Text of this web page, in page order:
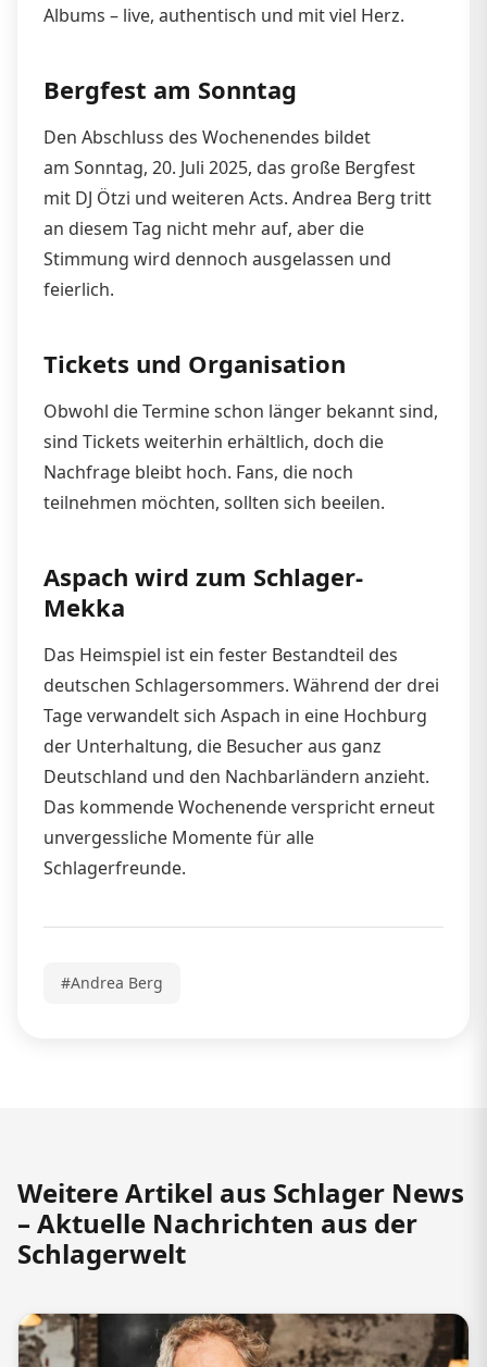
Albums – live, authentisch und mit viel Herz.
Bergfest am Sonntag
Den Abschluss des Wochenendes bildet
am Sonntag, 20. Juli 2025, das große Bergfest
mit DJ Ötzi und weiteren Acts. Andrea Berg tritt
an diesem Tag nicht mehr auf, aber die
Stimmung wird dennoch ausgelassen und
feierlich.
Tickets und Organisation
Obwohl die Termine schon länger bekannt sind,
sind Tickets weiterhin erhältlich, doch die
Nachfrage bleibt hoch. Fans, die noch
teilnehmen möchten, sollten sich beeilen.
Aspach wird zum Schlager-
Mekka
Das Heimspiel ist ein fester Bestandteil des
deutschen Schlagersommers. Während der drei
Tage verwandelt sich Aspach in eine Hochburg
der Unterhaltung, die Besucher aus ganz
Deutschland und den Nachbarländern anzieht.
Das kommende Wochenende verspricht erneut
unvergessliche Momente für alle
Schlagerfreunde.
#Andrea Berg
Weitere Artikel aus Schlager News
– Aktuelle Nachrichten aus der
Schlagerwelt